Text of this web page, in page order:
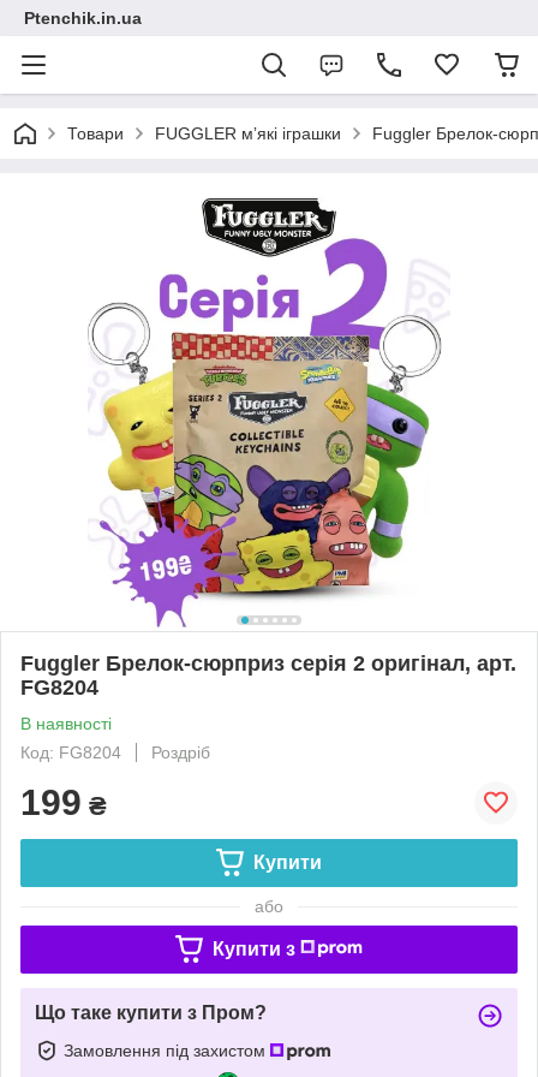
Ptenchik.in.ua
Товари FUGGLER мʼякі іграшки Fuggler Брелок-
Fuggler Брелок-сюрприз серія 2 оригінал, арт.
FG8204
В наявності
Код: FG8204
Роздріб
199 ₴
Купити
або
Купити з
Що таке купити з Пром?
Замовлення під захистом